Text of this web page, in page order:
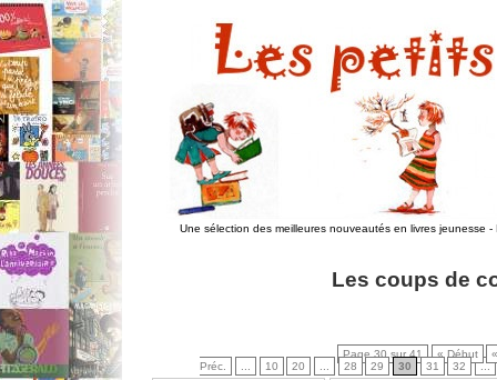
Une sélection des meilleures nouveautés en livres jeunesse -
Les coups de
Page 30 sur 41 « Début
«
Préc.
10 20 28 29 30 31 32
...